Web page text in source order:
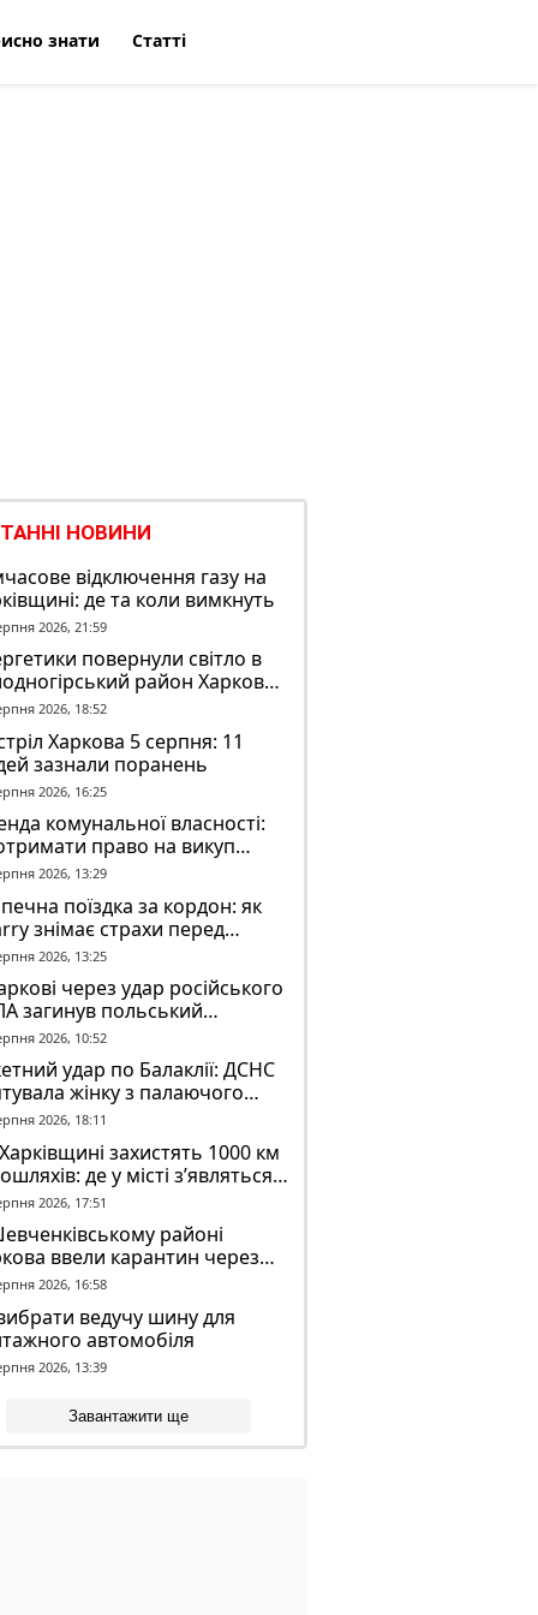
знати Статті
НОВИНИ
відключення газу на
де та коли вимкнуть
2026, 21:59
повернули світло в
район Харкова
ворожого обстрілу
2026, 18:52
Харкова 5 серпня: 11
зазнали поранень
2026, 16:25
комунальної власності:
право на викуп
2026, 13:29
поїздка за кордон: як
знімає страхи перед
дорогою
2026, 13:25
через удар російського
загинув польський
Марек Русек-
2026, 10:52
удар по Балаклії: ДСНС
жінку з палаючого
2026, 18:11
захистять 1000 км
де у місті з’являться
сітки
2026, 17:51
районі
ввели карантин через
кажана
2026, 16:58
ведучу шину для
автомобіля
2026, 13:39
Завантажити ще